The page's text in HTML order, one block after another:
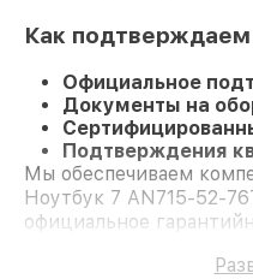
Как
Официальное
Документы на
Подтверждения
Мы обеспечиваем
Ноутбук 7 AN715-52-
официальное